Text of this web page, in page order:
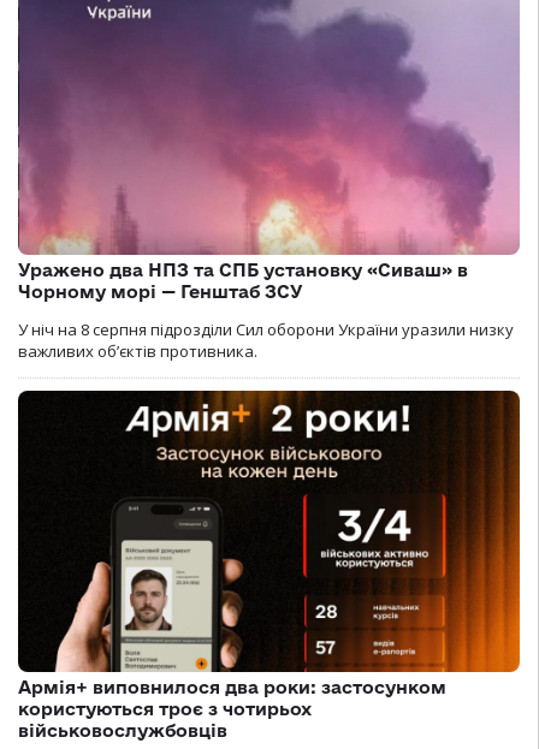
Уражено два НПЗ та СПБ установку «Сиваш» в
Чорному морі — Генштаб ЗСУ
У ніч на 8 серпня підрозділи Сил оборони України уразили низку
важливих об’єктів противника.
Армія+ виповнилося два роки: застосунком
користуються троє з чотирьох
військовослужбовців